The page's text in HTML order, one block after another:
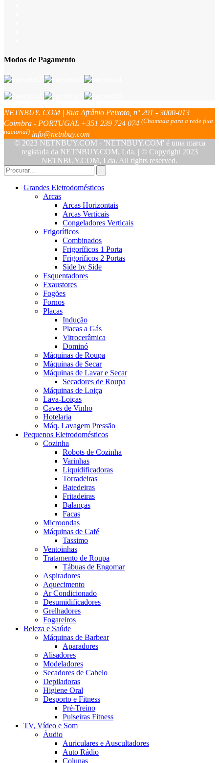
Modos de Pagamento
NETNBUY. COM | Rua Afrânio Peixoto, nº 291 - 3000-013
Coimbra - PORTUGAL +351 239 724 074 (Chamada para a rede fixa
nacional) info@netnbuy.com
© 2023 NETNBUY.COM - 'NETNBUY.COM' é uma marca
registada da NETNBUY.COM, Lda. | © Copyright 2023
NETNBUY.COM, Lda. All rights reserved.
Grandes Eletrodomésticos
Arcas
Arcas Horizontais
Arcas Verticais
Congeladores Verticais
Frigoríficos
Combinados
Frigoríficos 1 Porta
Frigoríficos 2 Portas
Side by Side
Esquentadores
Exaustores
Fogões
Fornos
Placas
Indução
Placas a Gás
Vitrocerâmica
Dominó
Máquinas de Roupa
Máquinas de Secar
Máquinas de Lavar e Secar
Secadores de Roupa
Máquinas de Loiça
Lava-Loiças
Caves de Vinho
Hotelaria
Máq. Lavagem Pressão
Pequenos Eletrodomésticos
Cozinha
Robots de Cozinha
Varinhas
Liquidificadoras
Torradeiras
Batedeiras
Fritadeiras
Balanças
Facas
Microondas
Máquinas de Café
Tassimo
Ventoinhas
Tratamento de Roupa
Tábuas de Engomar
Aspiradores
Aquecimento
Ar Condicionado
Desumidificadores
Grelhadores
Fogareiros
Beleza e Saúde
Máquinas de Barbear
Aparadores
Alisadores
Modeladores
Secadores de Cabelo
Depiladoras
Higiene Oral
Desporto e Fitness
Pré-Treino
Pulseiras Fitness
TV, Vídeo e Som
Áudio
Auriculares e Auscultadores
Auto Rádio
Colunas